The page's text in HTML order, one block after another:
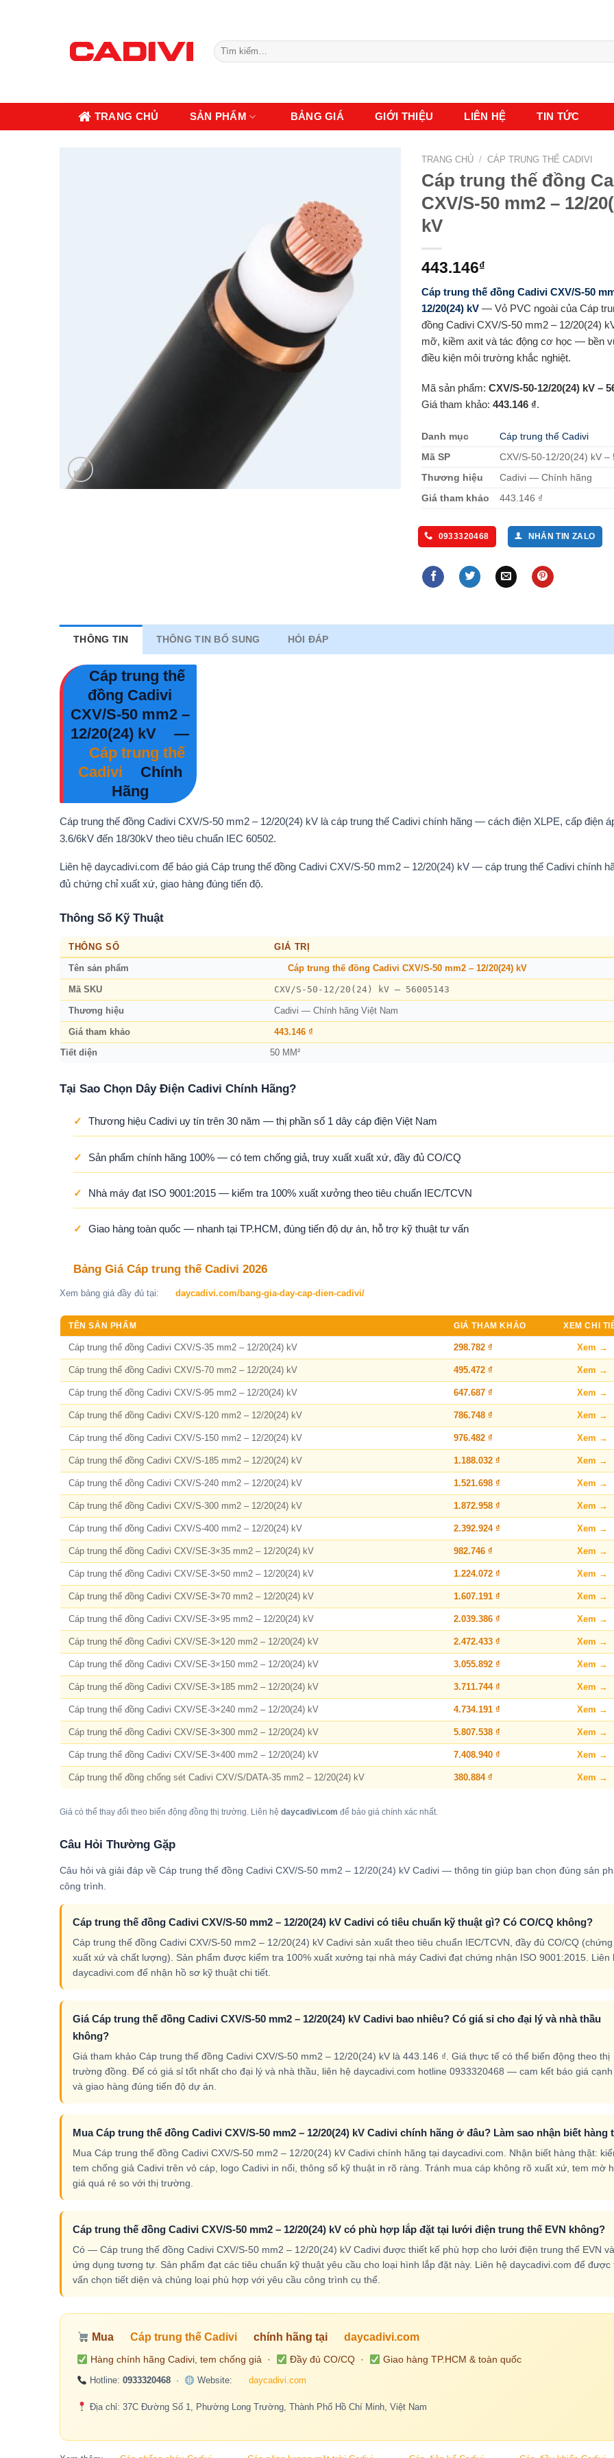
Tìm
kiếm:
TRANG CHỦ SẢN PHẨM BẢNG GIÁ GIỚI THIỆU LIÊN HỆ TIN TỨC
TRANG CHỦ / CÁP TRUNG THẾ CADIVI
Cáp trung thế đồng
CXV/S-50 mm2 – 12/
kV
443.146₫
Cáp trung thế đồng Cadivi CXV/S-50
12/20(24) kV— Vỏ PVC ngoài của Cáp
đồng Cadivi CXV/S-50 mm2 – 12/20(24)
mỡ, kiềm axit và tác động cơ học — bền
điều kiện môi trường khắc nghiệt.
Mã sản phẩm: CXV/S-50-12/20(24) kV –
Giá tham khảo: 443.146 ₫.
Danh mục
Cáp trung thế Cadivi
Mã SP
CXV/S-50-12/20(24) kV –
Thương hiệu
Cadivi — Chính hãng
Giá tham khảo
443.146 ₫
0933320468 NHẮN TIN ZALO
THÔNG TIN THÔNG TIN BỔ SUNG HỎI ĐÁP
Cáp trung thế
đồng Cadivi
CXV/S-50 mm2 –
12/20(24) kV
—
Cáp trung thế
Cadivi
Chính
Hãng
Cáp trung thế đồng Cadivi CXV/S-50 mm2 – 12/20(24) kV là cáp trung thế Cadivi chính hãng — cách điện XLPE, cấp điện
3.6/6kV đến 18/30kV theo tiêu chuẩn IEC 60502.
Liên hệ daycadivi.com để báo giá Cáp trung thế đồng Cadivi CXV/S-50 mm2 – 12/20(24) kV — cáp trung thế Cadivi chính
đủ chứng chỉ xuất xứ, giao hàng đúng tiến độ.
Thông Số Kỹ Thuật
THÔNG SỐ GIÁ TRỊ
Tên sản phẩm Cáp trung thế đồng Cadivi CXV/S-50 mm2 – 12/20(24) kV
Mã SKU CXV/S-50-12/20(24) kV – 56005143
Thương hiệu Cadivi — Chính hãng Việt Nam
Giá tham khảo 443.146 ₫
Tiết diện 50 MM²
Tại Sao Chọn Dây Điện Cadivi Chính Hãng?
✓ Thương hiệu Cadivi uy tín trên 30 năm — thị phần số 1 dây cáp điện Việt Nam
✓ Sản phẩm chính hãng 100% — có tem chống giả, truy xuất xuất xứ, đầy đủ CO/CQ
✓ Nhà máy đạt ISO 9001:2015 — kiểm tra 100% xuất xưởng theo tiêu chuẩn IEC/TCVN
✓ Giao hàng toàn quốc — nhanh tại TP.HCM, đúng tiến độ dự án, hỗ trợ kỹ thuật tư vấn
Bảng Giá Cáp trung thế Cadivi 2026
Xem bảng giá đầy đủ tại: daycadivi.com/bang-gia-day-cap-dien-cadivi/
TÊN SẢN PHẨM GIÁ THAM KHẢO XEM CHI
Cáp trung thế đồng Cadivi CXV/S-35 mm2 – 12/20(24) kV 298.782 ₫ Xem →
Cáp trung thế đồng Cadivi CXV/S-70 mm2 – 12/20(24) kV 495.472 ₫ Xem →
Cáp trung thế đồng Cadivi CXV/S-95 mm2 – 12/20(24) kV 647.687 ₫ Xem →
Cáp trung thế đồng Cadivi CXV/S-120 mm2 – 12/20(24) kV 786.748 ₫ Xem →
Cáp trung thế đồng Cadivi CXV/S-150 mm2 – 12/20(24) kV 976.482 ₫ Xem →
Cáp trung thế đồng Cadivi CXV/S-185 mm2 – 12/20(24) kV 1.188.032 ₫ Xem →
Cáp trung thế đồng Cadivi CXV/S-240 mm2 – 12/20(24) kV 1.521.698 ₫ Xem →
Cáp trung thế đồng Cadivi CXV/S-300 mm2 – 12/20(24) kV 1.872.958 ₫ Xem →
Cáp trung thế đồng Cadivi CXV/S-400 mm2 – 12/20(24) kV 2.392.924 ₫ Xem →
Cáp trung thế đồng Cadivi CXV/SE-3×35 mm2 – 12/20(24) kV 982.746 ₫ Xem →
Cáp trung thế đồng Cadivi CXV/SE-3×50 mm2 – 12/20(24) kV 1.224.072 ₫ Xem →
Cáp trung thế đồng Cadivi CXV/SE-3×70 mm2 – 12/20(24) kV 1.607.191 ₫ Xem →
Cáp trung thế đồng Cadivi CXV/SE-3×95 mm2 – 12/20(24) kV 2.039.386 ₫ Xem →
Cáp trung thế đồng Cadivi CXV/SE-3×120 mm2 – 12/20(24) kV 2.472.433 ₫ Xem →
Cáp trung thế đồng Cadivi CXV/SE-3×150 mm2 – 12/20(24) kV 3.055.892 ₫ Xem →
Cáp trung thế đồng Cadivi CXV/SE-3×185 mm2 – 12/20(24) kV 3.711.744 ₫ Xem →
Cáp trung thế đồng Cadivi CXV/SE-3×240 mm2 – 12/20(24) kV 4.734.191 ₫ Xem →
Cáp trung thế đồng Cadivi CXV/SE-3×300 mm2 – 12/20(24) kV 5.807.538 ₫ Xem →
Cáp trung thế đồng Cadivi CXV/SE-3×400 mm2 – 12/20(24) kV 7.408.940 ₫ Xem →
Cáp trung thế đồng chống sét Cadivi CXV/S/DATA-35 mm2 – 12/20(24) kV 380.884 ₫ Xem →
Giá có thể thay đổi theo biến động đồng thị trường. Liên hệ daycadivi.com để báo giá chính xác nhất.
Câu Hỏi Thường Gặp
Câu hỏi và giải đáp về Cáp trung thế đồng Cadivi CXV/S-50 mm2 – 12/20(24) kV Cadivi — thông tin giúp bạn chọn đúng sản
công trình.
Cáp trung thế đồng Cadivi CXV/S-50 mm2 – 12/20(24) kV Cadivi có tiêu chuẩn kỹ thuật gì? Có CO/CQ không?
Cáp trung thế đồng Cadivi CXV/S-50 mm2 – 12/20(24) kV Cadivi sản xuất theo tiêu chuẩn IEC/TCVN, đầy đủ CO/CQ
xuất xứ và chất lượng). Sản phẩm được kiểm tra 100% xuất xưởng tại nhà máy Cadivi đạt chứng nhận ISO 9001:2015. Liên
daycadivi.com để nhận hồ sơ kỹ thuật chi tiết.
Giá Cáp trung thế đồng Cadivi CXV/S-50 mm2 – 12/20(24) kV Cadivi bao nhiêu? Có giá sỉ cho đại lý và nhà thầu
không?
Giá tham khảo Cáp trung thế đồng Cadivi CXV/S-50 mm2 – 12/20(24) kV là 443.146 ₫. Giá thực tế có thể biến động theo thị
trường đồng. Để có giá sỉ tốt nhất cho đại lý và nhà thầu, liên hệ daycadivi.com hotline 0933320468 — cam kết báo giá
và giao hàng đúng tiến độ dự án.
Mua Cáp trung thế đồng Cadivi CXV/S-50 mm2 – 12/20(24) kV Cadivi chính hãng ở đâu? Làm sao nhận biết hàng
Mua Cáp trung thế đồng Cadivi CXV/S-50 mm2 – 12/20(24) kV Cadivi chính hãng tại daycadivi.com. Nhận biết hàng thật:
tem chống giả Cadivi trên vỏ cáp, logo Cadivi in nổi, thông số kỹ thuật in rõ ràng. Tránh mua cáp không rõ xuất xứ, tem mờ
giá quá rẻ so với thị trường.
Cáp trung thế đồng Cadivi CXV/S-50 mm2 – 12/20(24) kV có phù hợp lắp đặt tại lưới điện trung thế EVN không?
Có — Cáp trung thế đồng Cadivi CXV/S-50 mm2 – 12/20(24) kV Cadivi được thiết kế phù hợp cho lưới điện trung thế EVN
ứng dụng tương tự. Sản phẩm đạt các tiêu chuẩn kỹ thuật yêu cầu cho loại hình lắp đặt này. Liên hệ daycadivi.com để được
vấn chọn tiết diện và chủng loại phù hợp với yêu cầu công trình cụ thể.
Mua Cáp trung thế Cadivi chính hãng tại daycadivi.com
Hàng chính hãng Cadivi, tem chống giả · Đầy đủ CO/CQ · Giao hàng TP.HCM & toàn quốc
Hotline: 0933320468· Website: daycadivi.com
Địa chỉ: 37C Đường Số 1, Phường Long Trường, Thành Phố Hồ Chí Minh, Việt Nam